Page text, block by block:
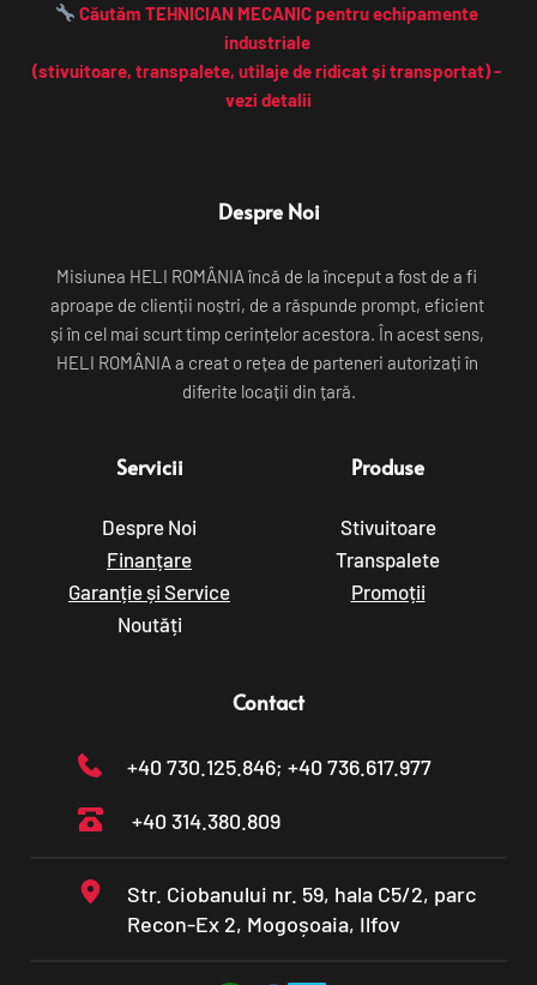
Căutăm TEHNICIAN MECANIC pentru echipamente
industriale
(stivuitoare, transpalete, utilaje de ridicat și transportat) -
vezi detalii
Despre Noi
Misiunea HELI ROMÂNIA încă de la început a fost de a fi
aproape de clienții noștri, de a răspunde prompt, eficient
și în cel mai scurt timp cerințelor acestora. În acest sens,
HELI ROMÂNIA a creat o rețea de parteneri autorizați în
diferite locații din țară.
Servicii
Despre Noi
Finanțare
Garanție și Service
Noutăți
Produse
Stivuitoare
Transpalete
Promoții
Contact
+40 730.125.846; +40 736.617.977
+40 314.380.809
Str. Ciobanului nr. 59, hala C5/2, parc
Recon-Ex 2, Mogoșoaia, Ilfov